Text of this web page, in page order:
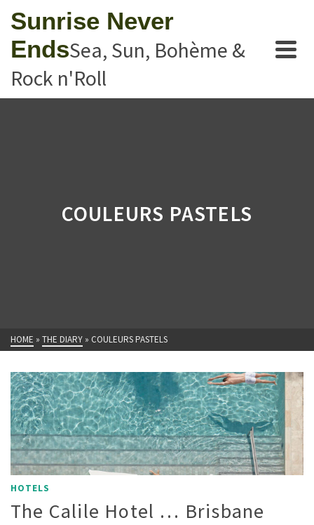
Sunrise Never
EndsSea, Sun, Bohème &
Rock n'Roll
COULEURS PASTELS
HOME » THE DIARY » COULEURS PASTELS
HOTELS
The Calile Hotel … Brisbane